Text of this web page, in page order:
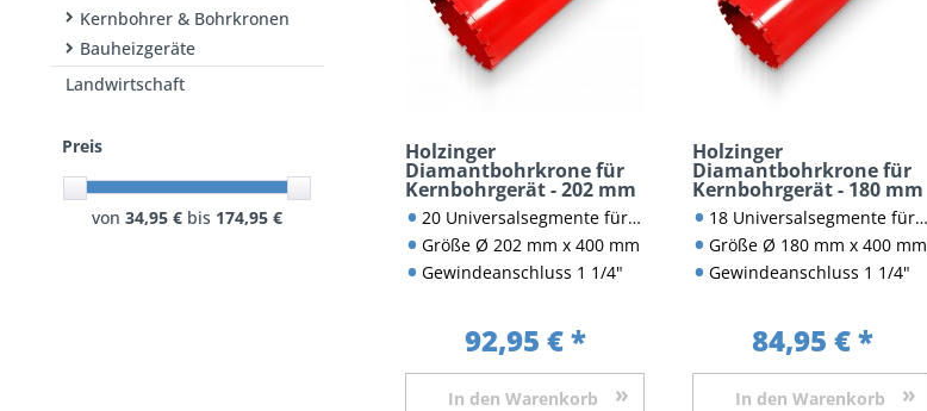
Kernbohrer & Bohrkronen
Bauheizgeräte
Landwirtschaft
Preis
von 34,95 € bis 174,95 €
Holzinger
Diamantbohrkrone für
Kernbohrgerät - 202 mm
20 Universalsegmente für Mauerwerk, Naturstein und Beton
Größe Ø 202 mm x 400 mm
Gewindeanschluss 1 1/4"
92,95 € *
In den Warenkorb
Holzinger
Diamantbohrkrone für
Kernbohrgerät - 180 mm
18 Universalsegmente für Mauerwerk, Naturstein und Beton
Größe Ø 180 mm x 400 mm
Gewindeanschluss 1 1/4"
84,95 € *
In den Warenkorb